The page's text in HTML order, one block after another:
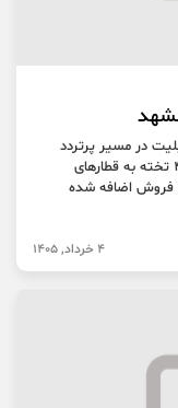
در مسیر پرتردد
تهران-مشهد خبر داد و اعلام کرد که یک کوپه ۴ تخته به قطارهای
روز فروش اضافه شده
4 خرداد, 1405